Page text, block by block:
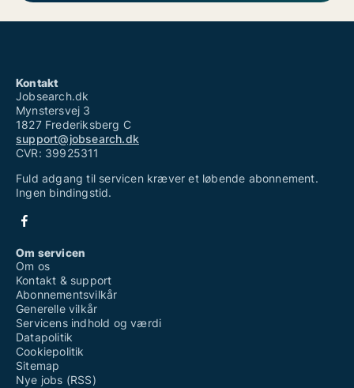
Kontakt
Jobsearch.dk
Mynstersvej 3
1827 Frederiksberg C
support@jobsearch.dk
CVR: 39925311
Fuld adgang til servicen kræver et løbende abonnement.
Ingen bindingstid.
Om servicen
Om os
Kontakt & support
Abonnementsvilkår
Generelle vilkår
Servicens indhold og værdi
Datapolitik
Cookiepolitik
Sitemap
Nye jobs (RSS)